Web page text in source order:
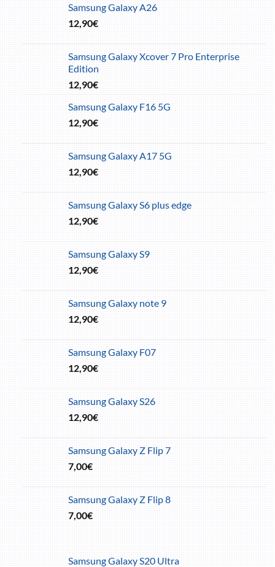
Samsung Galaxy A26
12,90€
Samsung Galaxy Xcover 7 Pro Enterprise
Edition
12,90€
Samsung Galaxy F16 5G
12,90€
Samsung Galaxy A17 5G
12,90€
Samsung Galaxy S6 plus edge
12,90€
Samsung Galaxy S9
12,90€
Samsung Galaxy note 9
12,90€
Samsung Galaxy F07
12,90€
Samsung Galaxy S26
12,90€
Samsung Galaxy Z Flip 7
7,00€
Samsung Galaxy Z Flip 8
7,00€
Samsung Galaxy S20 Ultra